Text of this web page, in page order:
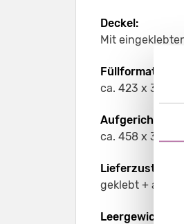
Deckel:
Mit
Füllformat:
ca. 423 x 300 x
Aufgerichtetes
ca. 458 x 336 x
Lieferzustand:
geklebt +
Leergewicht: